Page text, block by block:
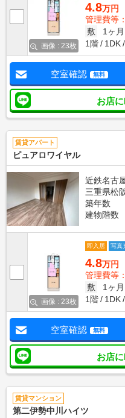
画像 : 23枚
4.8万円
管理費等
敷
1ヶ月
1階
1DK
空室確認 無料
お店
賃貸アパート
ピュアロワイヤル
近鉄名古
三重県松
築年数
建物階数
画像 : 23枚
即入居 写真
4.8万円
管理費等
敷
1ヶ月
1階
1DK
空室確認 無料
お店
賃貸マンション
第二伊勢中川ハイツ